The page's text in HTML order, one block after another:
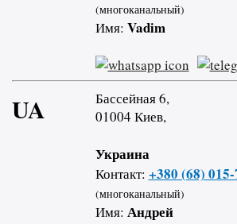
(многоканальный)
Имя: Vadim
UA
Бассейная 6,
01004 Киев,
Украина
Контакт: +380 (68)
(многоканальный)
Имя: Андрей